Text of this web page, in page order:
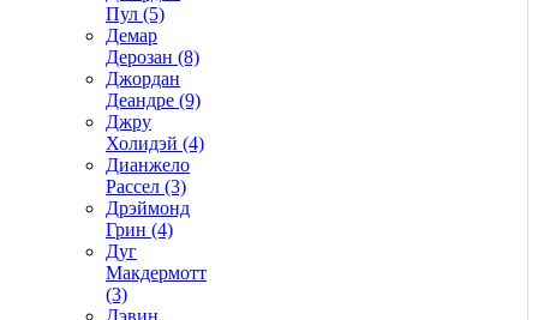
Пул (5)
Демар
Дерозан (8)
Джордан
Деандре (9)
Джру
Холидэй (4)
Дианжело
Рассел (3)
Дрэймонд
Грин (4)
Дуг
Макдермотт
(3)
Дэвин